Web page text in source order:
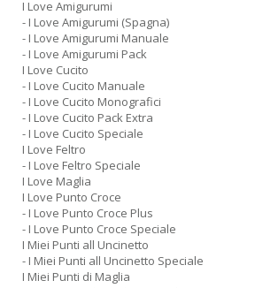
I Love Amigurumi
- I Love Amigurumi (Spagna)
- I Love Amigurumi Manuale
- I Love Amigurumi Pack
I Love Cucito
- I Love Cucito Manuale
- I Love Cucito Monografici
- I Love Cucito Pack Extra
- I Love Cucito Speciale
I Love Feltro
- I Love Feltro Speciale
I Love Maglia
I Love Punto Croce
- I Love Punto Croce Plus
- I Love Punto Croce Speciale
I Miei Punti all Uncinetto
- I Miei Punti all Uncinetto Speciale
I Miei Punti di Maglia